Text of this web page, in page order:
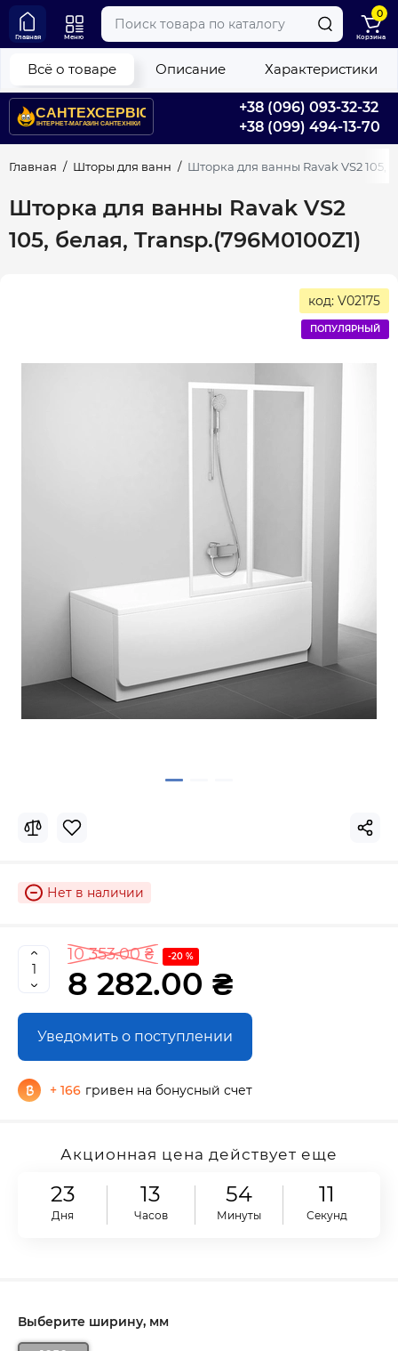
+38 (096) 093-32-32
+38 (099) 494-13-70
Главная Меню
0
Корзина
Главная Шторы для ванн Шторка для ванны Ravak VS2 105,
Шторка для ванны Ravak VS2
105, белая, Transp.(796M0100Z1)
Всё о товаре Описание Характеристики
код: V02175
ПОПУЛЯРНЫЙ
Нет в наличии
10 353.00 ₴ -20 %
8 282.00 ₴
Уведомить о поступлении
+ 166 гривен на бонусный счет
Акционная цена действует еще
23
Дня
13
Часов
54
Минуты
10
Секунд
Выберите ширину, мм